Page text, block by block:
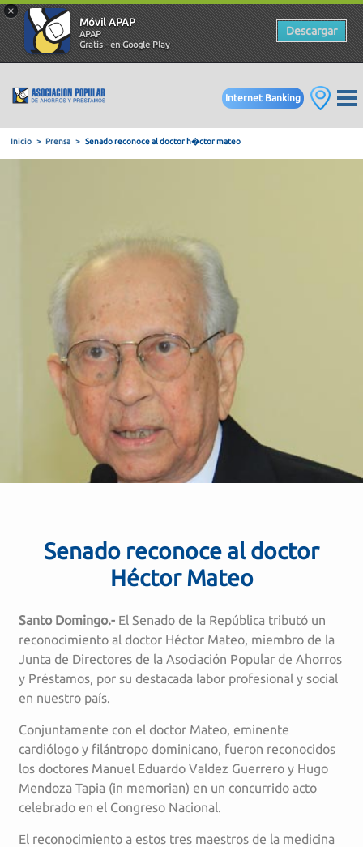
×
Móvil APAP
APAP
Gratis - en Google Play
Descargar
Internet Banking
Senado reconoce al doctor
Héctor Mateo
Santo Domingo.- El Senado de la República tributó un
reconocimiento al doctor Héctor Mateo, miembro de la
Junta de Directores de la Asociación Popular de Ahorros
y Préstamos, por su destacada labor profesional y social
en nuestro país.
Conjuntamente con el doctor Mateo, eminente
cardiólogo y filántropo dominicano, fueron reconocidos
los doctores Manuel Eduardo Valdez Guerrero y Hugo
Mendoza Tapia (in memorian) en un concurrido acto
celebrado en el Congreso Nacional.
El reconocimiento a estos tres maestros de la medicina